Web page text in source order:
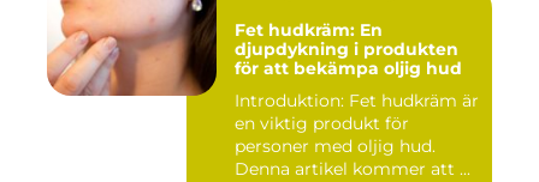
Fet hudkräm: En
djupdykning i produkten
för att bekämpa oljig hud
Introduktion: Fet hudkräm är
en viktig produkt för
personer med oljig hud.
Denna artikel kommer att ...